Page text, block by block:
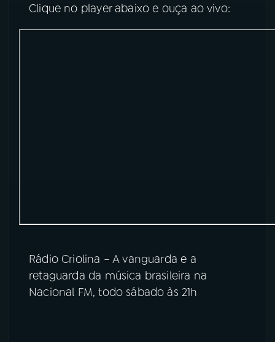
Clique no player abaixo e ouça ao vivo:
Rádio Criolina – A vanguarda e a
retaguarda da música brasileira na
Nacional FM, todo sábado às 21h